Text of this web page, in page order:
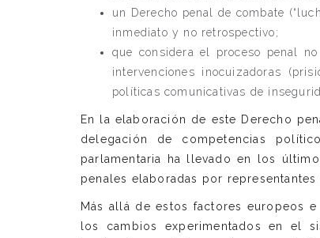
un Derecho penal de combate
inmediato y no retrospectivo;
que considera el proceso penal
intervenciones inocuizadoras
políticas comunicativas de
En la elaboración de este Derecho
delegación de competencias
parlamentaria ha llevado en los
penales elaboradas por
Más allá de estos factores europeos
los cambios experimentados en el